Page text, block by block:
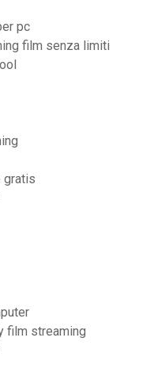
pc
film senza limiti
gratis
film streaming